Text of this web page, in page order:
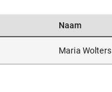
Naam
Maria Wolters